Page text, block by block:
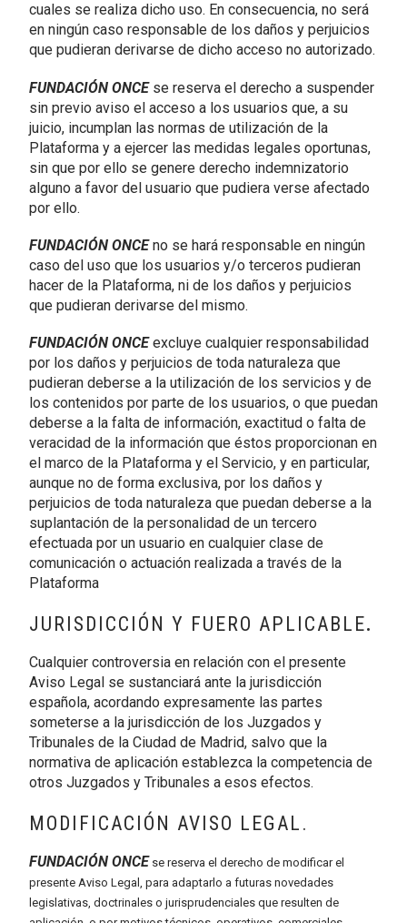
cuales se realiza dicho uso. En consecuencia, no será
en ningún caso responsable de los daños y perjuicios
que pudieran derivarse de dicho acceso no autorizado.
FUNDACIÓN ONCEse reserva el derecho a suspender
sin previo aviso el acceso a los usuarios que, a su
juicio, incumplan las normas de utilización de la
Plataforma y a ejercer las medidas legales oportunas,
sin que por ello se genere derecho indemnizatorio
alguno a favor del usuario que pudiera verse afectado
por ello.
FUNDACIÓN ONCEno se hará responsable en ningún
caso del uso que los usuarios y/o terceros pudieran
hacer de la Plataforma, ni de los daños y perjuicios
que pudieran derivarse del mismo.
FUNDACIÓN ONCEexcluye cualquier responsabilidad
por los daños y perjuicios de toda naturaleza que
pudieran deberse a la utilización de los servicios y de
los contenidos por parte de los usuarios, o que puedan
deberse a la falta de información, exactitud o falta de
veracidad de la información que éstos proporcionan en
el marco de la Plataforma y el Servicio, y en particular,
aunque no de forma exclusiva, por los daños y
perjuicios de toda naturaleza que puedan deberse a la
suplantación de la personalidad de un tercero
efectuada por un usuario en cualquier clase de
comunicación o actuación realizada a través de la
Plataforma
JURISDICCIÓN Y FUERO APLICABLE.
Cualquier controversia en relación con el presente
Aviso Legal se sustanciará ante la jurisdicción
española, acordando expresamente las partes
someterse a la jurisdicción de los Juzgados y
Tribunales de la Ciudad de Madrid, salvo que la
normativa de aplicación establezca la competencia de
otros Juzgados y Tribunales a esos efectos.
MODIFICACIÓN AVISO LEGAL.
FUNDACIÓN ONCE se reserva el derecho de modificar el
presente Aviso Legal, para adaptarlo a futuras novedades
legislativas, doctrinales o jurisprudenciales que resulten de